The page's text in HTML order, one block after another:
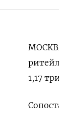
1,17